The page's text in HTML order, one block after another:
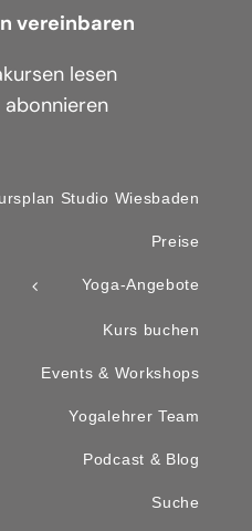
vereinbaren
lesen
Studio Wiesbaden
Preise
Yoga-Angebote
Kurs buchen
Events & Workshops
Yogalehrer Team
Podcast & Blog
Suche